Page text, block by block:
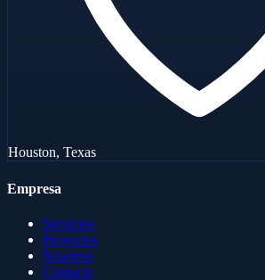
Houston, Texas
Empresa
Servicios
Proyectos
Nosotros
Contacto